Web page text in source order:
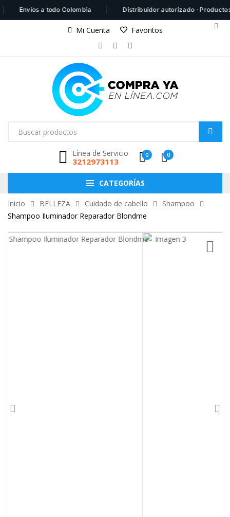
Envíos a todo Colombia Distribuidor autorizado · Productos
Mi Cuenta Favoritos
Línea de Servicio
3212973113
0 0
CATEGORÍAS
Inicio BELLEZA Cuidado de cabello
Shampoo
Shampoo Iluminador Reparador Blondme